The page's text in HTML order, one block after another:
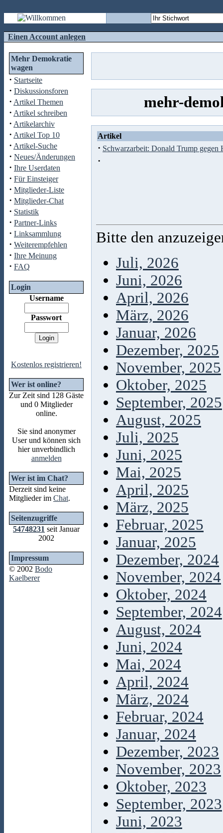
Einen Account anlegen
Mehr Demokratie
wagen
· Startseite
· Diskussionsforen
· Artikel Themen
· Artikel schreiben
· Artikelarchiv
· Artikel Top 10
· Artikel-Suche
· Neues/Änderungen
· Ihre Userdaten
· Für Einsteiger
· Mitglieder-Liste
· Mitglieder-Chat
· Statistik
· Partner-Links
· Linksammlung
· Weiterempfehlen
· Ihre Meinung
· FAQ
Login
Username
Passwort
Kostenlos registrieren!
Wer ist online?
Zur Zeit sind 128 Gäste
und 0 Mitglieder
online.
Sie sind anonymer
User und können sich
hier unverbindlich
anmelden
Wer ist im Chat?
Derzeit sind keine
Mitglieder im Chat.
Seitenzugriffe
54748231 seit Januar
2002
Impressum
© 2002 Bodo
Kaelberer
mehr-
Artikel
· Schwarzarbeit: Donald Trump gegen
·
Bitte den
Juli, 2026
Juni, 2026
April, 2026
März, 2026
Januar, 2026
Dezember, 2025
November, 2025
Oktober, 2025
September, 2025
August, 2025
Juli, 2025
Juni, 2025
Mai, 2025
April, 2025
März, 2025
Februar, 2025
Januar, 2025
Dezember, 2024
November, 2024
Oktober, 2024
September, 2024
August, 2024
Juni, 2024
Mai, 2024
April, 2024
März, 2024
Februar, 2024
Januar, 2024
Dezember, 2023
November, 2023
Oktober, 2023
September, 2023
Juni, 2023